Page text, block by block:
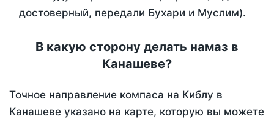
достоверный, передали Бухари и Муслим).
В какую сторону делать намаз в
Канашеве?
Точное направление компаса на Киблу в
Канашеве указано на карте, которую вы можете